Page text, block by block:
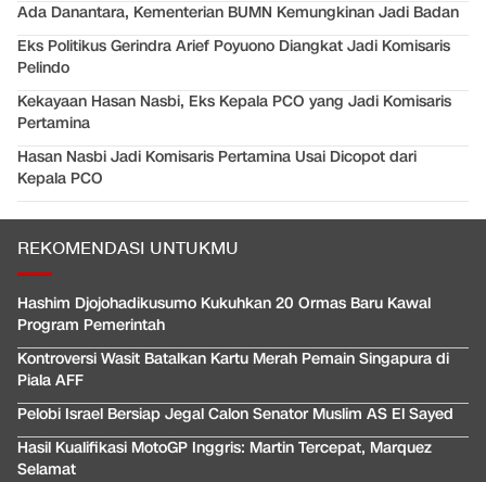
Ada Danantara, Kementerian BUMN Kemungkinan Jadi Badan
Eks Politikus Gerindra Arief Poyuono Diangkat Jadi Komisaris
Pelindo
Kekayaan Hasan Nasbi, Eks Kepala PCO yang Jadi Komisaris
Pertamina
Hasan Nasbi Jadi Komisaris Pertamina Usai Dicopot dari
Kepala PCO
REKOMENDASI UNTUKMU
Hashim Djojohadikusumo Kukuhkan 20 Ormas Baru Kawal
Program Pemerintah
Kontroversi Wasit Batalkan Kartu Merah Pemain Singapura di
Piala AFF
Pelobi Israel Bersiap Jegal Calon Senator Muslim AS El Sayed
Hasil Kualifikasi MotoGP Inggris: Martin Tercepat, Marquez
Selamat